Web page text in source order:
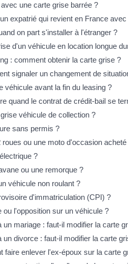
une carte grise barrée ?
expatrié qui revient en France
on part s'installer à l'étranger ?
d'un véhicule en location longue
: comment obtenir la carte grise ?
signaler un changement de
véhicule avant la fin du leasing ?
quand le contrat de crédit-bail se
véhicule de collection ?
sans permis ?
ou une moto d'occasion
?
ou une remorque ?
véhicule non roulant ?
d'immatriculation (CPI) ?
l'opposition sur un véhicule ?
mariage : faut-il modifier la carte
divorce : faut-il modifier la carte
faire enlever l'ex-époux sur la carte